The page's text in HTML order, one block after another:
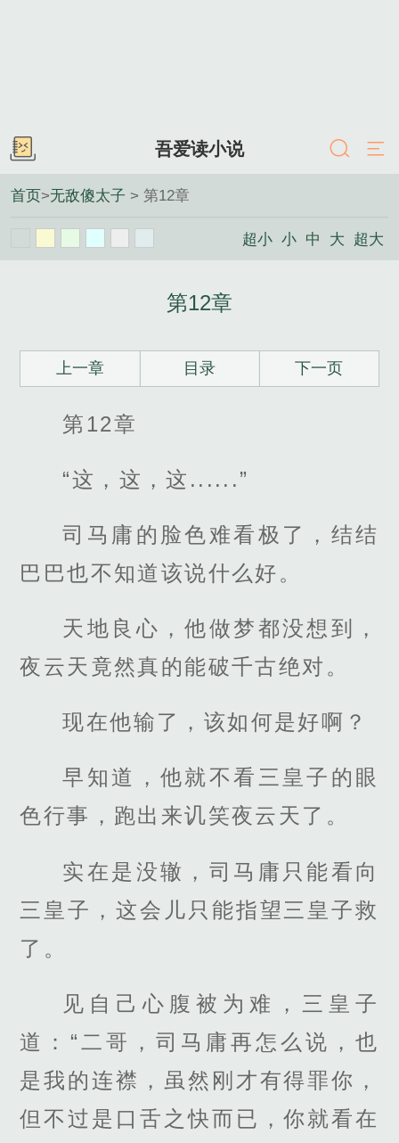
吾爱读小说
首页>无敌傻太子 > 第12章
超小 小 中 大 超大
第12章
上一章 目录 下一页
第12章
“这，这，这......”
司马庸的脸色难看极了，结结
巴巴也不知道该说什么好。
天地良心，他做梦都没想到，
夜云天竟然真的能破千古绝对。
现在他输了，该如何是好啊？
早知道，他就不看三皇子的眼
色行事，跑出来讥笑夜云天了。
实在是没辙，司马庸只能看向
三皇子，这会儿只能指望三皇子救
了。
见自己心腹被为难，三皇子
道：“二哥，司马庸再怎么说，也
是我的连襟，虽然刚才有得罪你，
但不过是口舌之快而已，你就看在